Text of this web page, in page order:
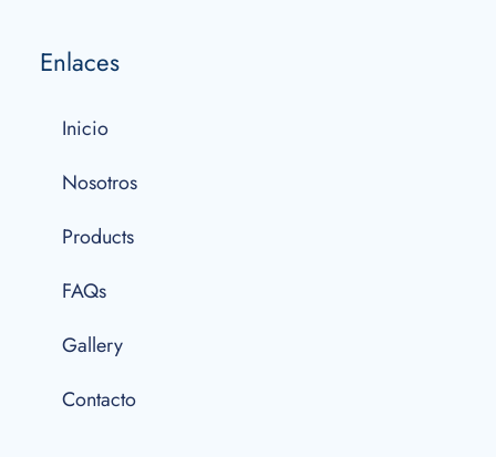
Enlaces
Inicio
Nosotros
Products
FAQs
Gallery
Contacto